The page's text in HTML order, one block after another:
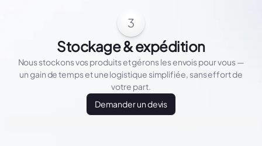
3
Stockage & expédition
Nous stockons vos produits et gérons les envois pour vous —
un gain de temps et une logistique simplifiée, sans effort de
votre part.
Demander un devis